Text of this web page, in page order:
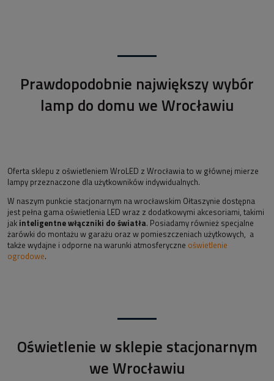
Prawdopodobnie największy wybór
lamp do domu we Wrocławiu
Oferta sklepu z oświetleniem WroLED z Wrocławia to w głównej mierze
lampy przeznaczone dla użytkowników indywidualnych.
W naszym punkcie stacjonarnym na wrocławskim Ołtaszynie dostępna
jest pełna gama oświetlenia LED wraz z dodatkowymi akcesoriami, takimi
jak inteligentne włączniki do światła. Posiadamy również specjalne
żarówki do montażu w garażu oraz w pomieszczeniach użytkowych, a
także wydajne i odporne na warunki atmosferyczne oświetlenie
ogrodowe.
Oświetlenie w sklepie stacjonarnym
we Wrocławiu